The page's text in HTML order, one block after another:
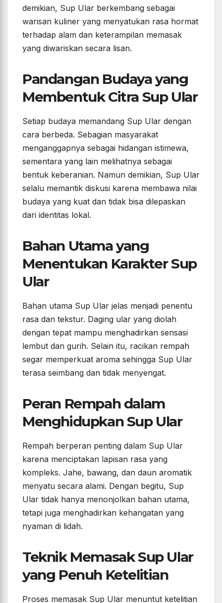
demikian, Sup Ular berkembang sebagai
warisan kuliner yang menyatukan rasa hormat
terhadap alam dan keterampilan memasak
yang diwariskan secara lisan.
Pandangan Budaya yang
Membentuk Citra Sup Ular
Setiap budaya memandang Sup Ular dengan
cara berbeda. Sebagian masyarakat
menganggapnya sebagai hidangan istimewa,
sementara yang lain melihatnya sebagai
bentuk keberanian. Namun demikian, Sup Ular
selalu memantik diskusi karena membawa nilai
budaya yang kuat dan tidak bisa dilepaskan
dari identitas lokal.
Bahan Utama yang
Menentukan Karakter Sup
Ular
Bahan utama Sup Ular jelas menjadi penentu
rasa dan tekstur. Daging ular yang diolah
dengan tepat mampu menghadirkan sensasi
lembut dan gurih. Selain itu, racikan rempah
segar memperkuat aroma sehingga Sup Ular
terasa seimbang dan tidak menyengat.
Peran Rempah dalam
Menghidupkan Sup Ular
Rempah berperan penting dalam Sup Ular
karena menciptakan lapisan rasa yang
kompleks. Jahe, bawang, dan daun aromatik
menyatu secara alami. Dengan begitu, Sup
Ular tidak hanya menonjolkan bahan utama,
tetapi juga menghadirkan kehangatan yang
nyaman di lidah.
Teknik Memasak Sup Ular
yang Penuh Ketelitian
Proses memasak Sup Ular menuntut ketelitian